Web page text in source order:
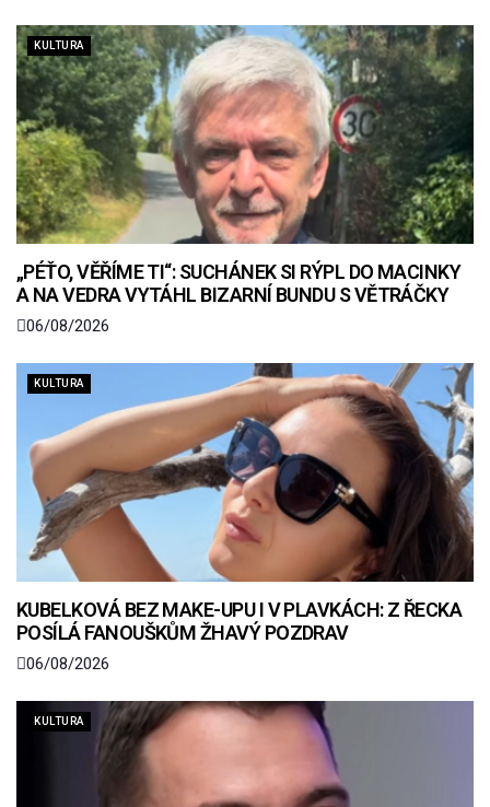
KULTURA
„PÉŤO, VĚŘÍME TI“: SUCHÁNEK SI RÝPL DO MACINKY
A NA VEDRA VYTÁHL BIZARNÍ BUNDU S VĚTRÁČKY
06/08/2026
KULTURA
KUBELKOVÁ BEZ MAKE-UPU I V PLAVKÁCH: Z ŘECKA
POSÍLÁ FANOUŠKŮM ŽHAVÝ POZDRAV
06/08/2026
KULTURA